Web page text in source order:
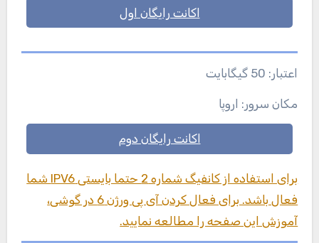
اکانت رایگان اول
اعتبار: 50 گیگابایت
مکان سرور: اروپا
اکانت رایگان دوم
برای استفاده از کانفیگ شماره 2 حتما بایستی IPV6 شما
فعال باشد. برای فعال کردن آی پی ورژن 6 در گوشی،
آموزش این صفحه را مطالعه نمایید.